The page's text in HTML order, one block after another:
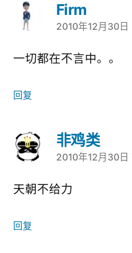
Firm
说：
2010年12月30日
一切都在不言中。。
回复
非鸡类
说：
2010年12月30日
天朝不给力
回复